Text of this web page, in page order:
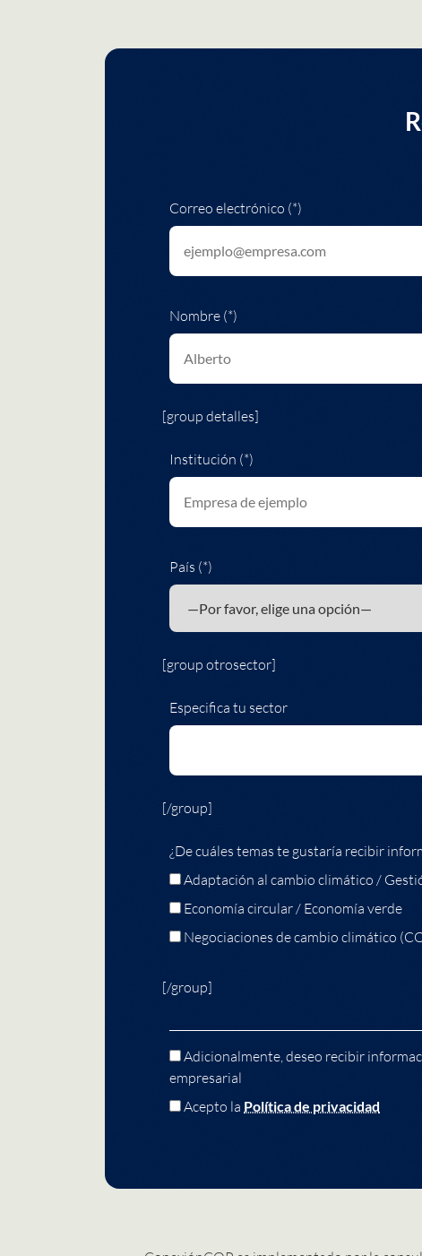
Correo electrónico (*)
Nombre (*)
[group detalles]
Institución (*)
País (*)
[group otrosector]
Especifica tu sector
[/group]
¿De cuáles temas te gustaría recibir
Adaptación al cambio climático /
Economía circular / Economía verde
Negociaciones de cambio climático
[/group]
Adicionalmente, deseo recibir
empresarial
Acepto la Política de privacidad